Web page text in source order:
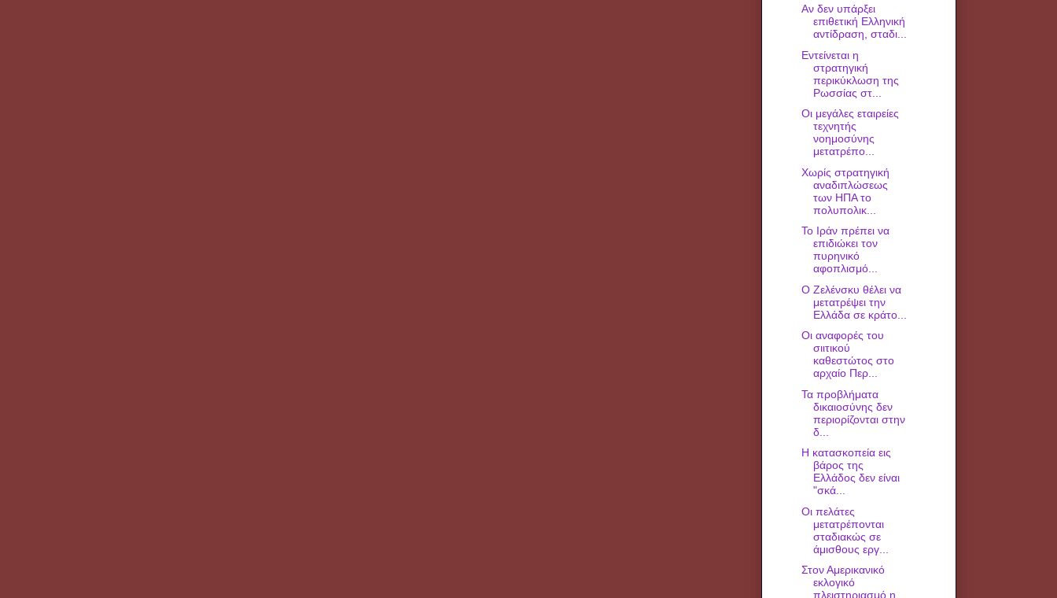
Αν δεν υπάρξει
επιθετική Ελληνική
αντίδραση, σταδι...
Εντείνεται η
στρατηγική
περικύκλωση της
Ρωσσίας στ...
Οι μεγάλες εταιρείες
τεχνητής
νοημοσύνης
μετατρέπο...
Χωρίς στρατηγική
αναδιπλώσεως
των ΗΠΑ το
πολυπολικ...
Το Ιράν πρέπει να
επιδιώκει τον
πυρηνικό
αφοπλισμό...
Ο Ζελένσκυ θέλει να
μετατρέψει την
Ελλάδα σε κράτο...
Οι αναφορές του
σιιτικού
καθεστώτος στο
αρχαίο Περ...
Τα προβλήματα
δικαιοσύνης δεν
περιορίζονται στην
δ...
H κατασκοπεία εις
βάρος της
Ελλάδος δεν είναι
"σκά...
Οι πελάτες
μετατρέπονται
σταδιακώς σε
άμισθους εργ...
Στον Αμερικανικό
εκλογικό
πλειστηριασμό η